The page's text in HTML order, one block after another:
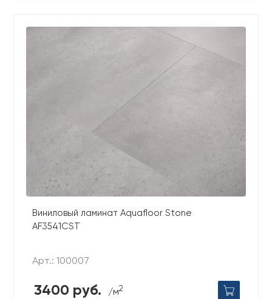
Виниловый ламинат Aquafloor Stone
AF3541CST
Арт.: 100007
3400 руб. /м2